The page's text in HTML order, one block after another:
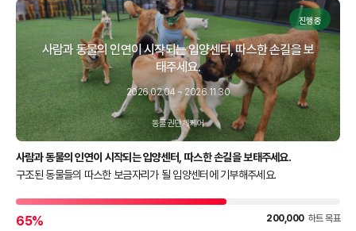
진행중
사람과 동물의 인연이 시작되는 입양센터, 따스한 손길을 보
태주세요.
2026.02.04 ~ 2026.11.30
동물권단체케어
사람과 동물의 인연이 시작되는 입양센터, 따스한 손길을 보태주세요.
구조된 동물들의 따스한 보금자리가 될 입양센터에 기부해주세요.
65% 200,000 하트 목표